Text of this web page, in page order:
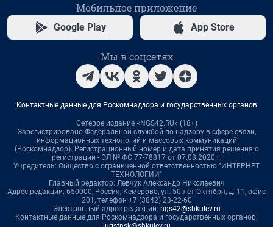
Мобильное приложение
Google Play App Store
Мы в соцсетях
Контактные данные для Роскомнадзора и государственных органов
Сетевое издание «NGS42.RU» (18+)
Зарегистрировано Федеральной службой по надзору в сфере связи,
информационных технологий и массовых коммуникаций
(Роскомнадзор). Регистрационный номер и дата принятия решения о
регистрации - ЭЛ № ФС 77-78817 от 07.08.2020 г.
Учредитель: Общество с ограниченной ответственностью "ИНТЕРНЕТ
ТЕХНОЛОГИИ"
Главный редактор: Левчук Александр Николаевич
Адрес редакции: 650000, Россия, Кемерово, ул. 50 лет Октября, д. 11, офис
201, телефон +7 (3842) 23-22-60
Электронный адрес редакции: ngs42@shkulev.ru
Контактные данные для Роскомнадзора и государственных органов: